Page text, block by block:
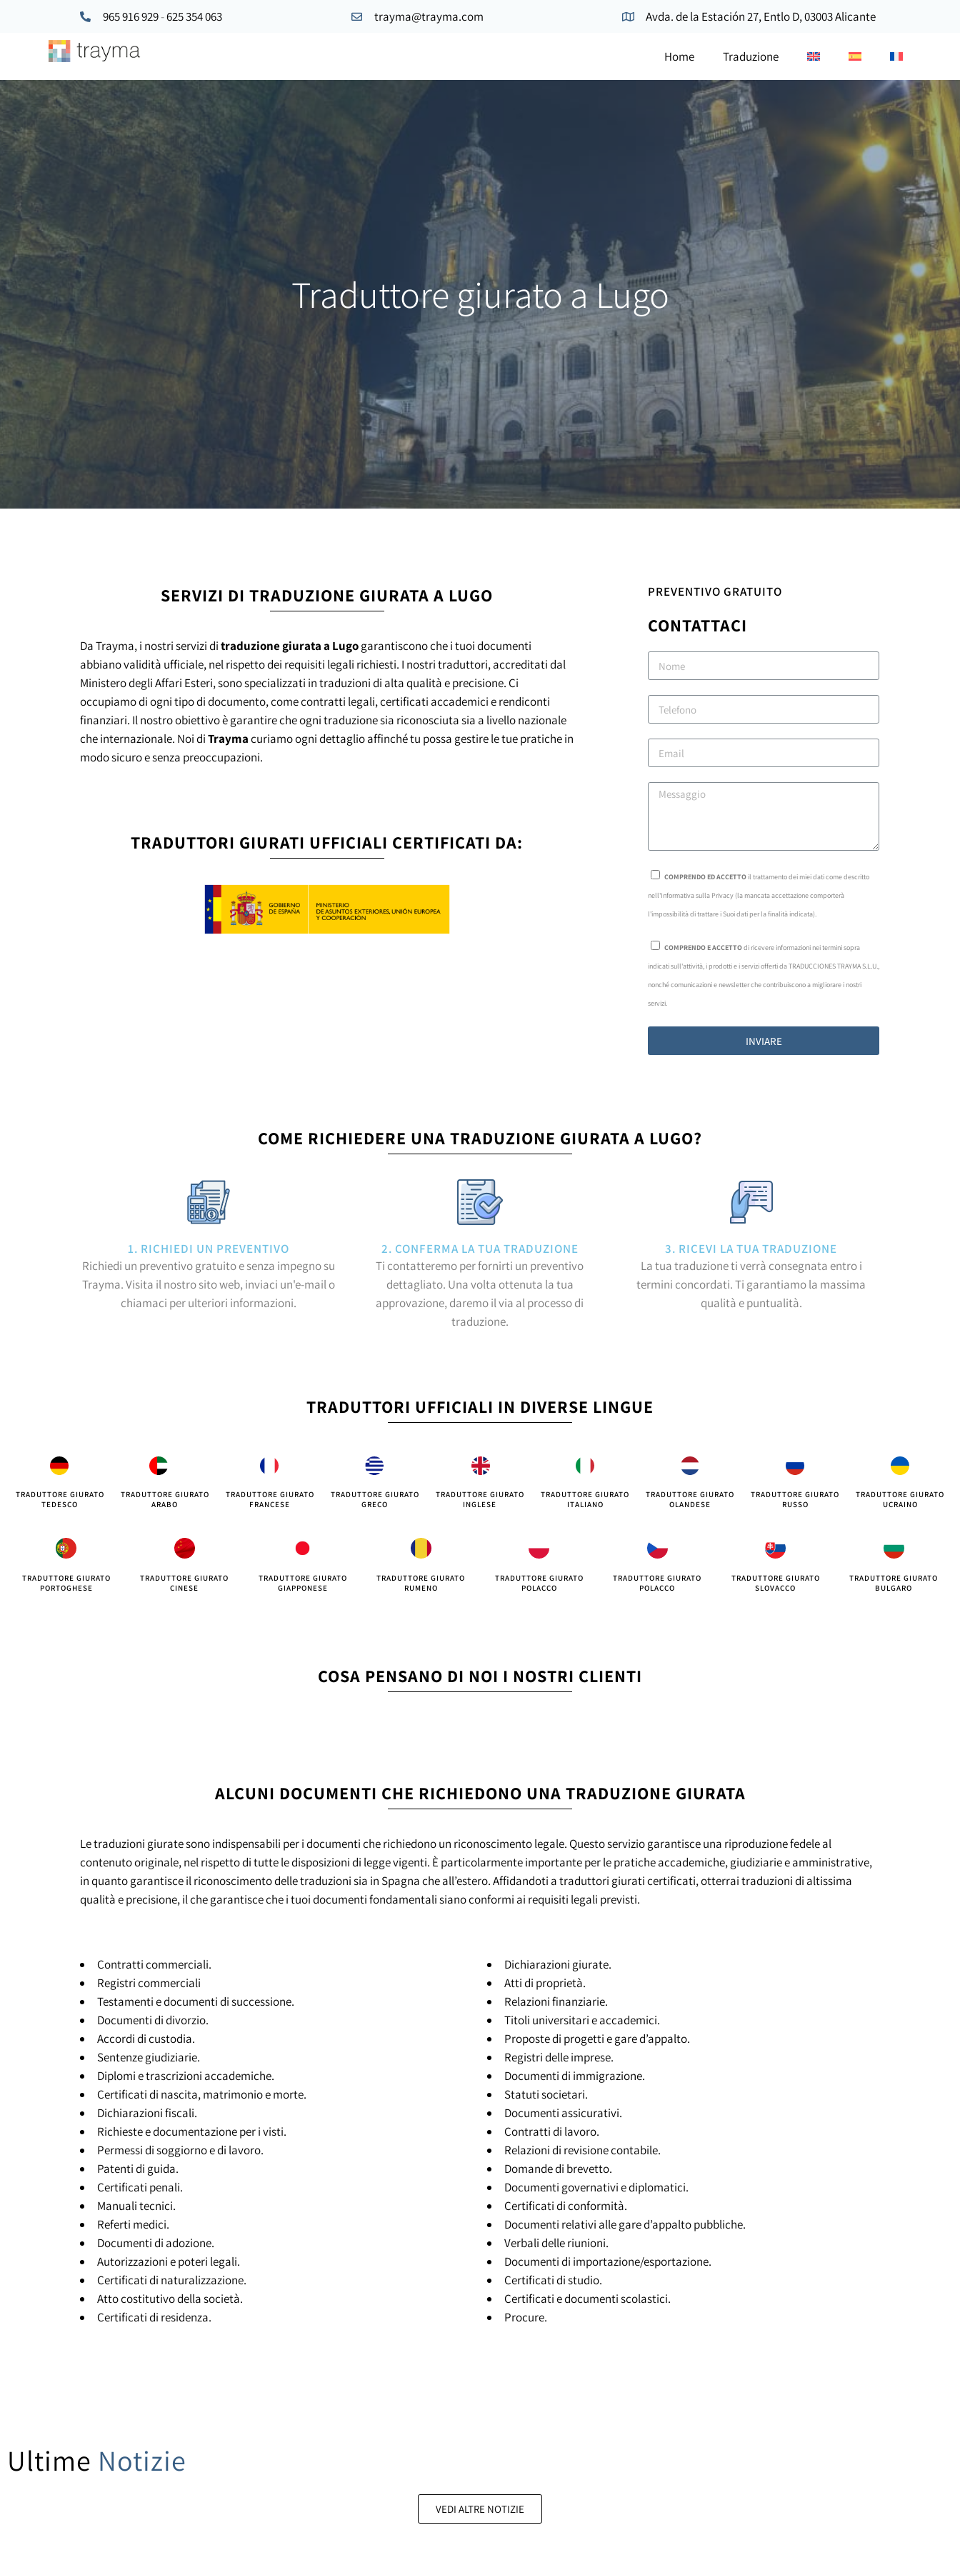
965 916 929-625 354 063 trayma@trayma.com Avda. de la Estación 27, Entlo D, 03003 Alicante
Home Traduzione
Traduttore giurato a Lugo
SERVIZI DI TRADUZIONE GIURATA A LUGO
Da Trayma, i nostri servizi ditraduzione giurata a Lugogarantiscono che i tuoi documenti
abbiano validità ufficiale, nel rispetto dei requisiti legali richiesti. I nostri traduttori, accreditati dal
Ministero degli Affari Esteri, sono specializzati in traduzioni di alta qualità e precisione. Ci
occupiamo di ogni tipo di documento, come contratti legali, certificati accademici e rendiconti
finanziari. Il nostro obiettivo è garantire che ogni traduzione sia riconosciuta sia a livello nazionale
che internazionale. Noi diTraymacuriamo ogni dettaglio affinché tu possa gestire le tue pratiche in
modo sicuro e senza preoccupazioni.
TRADUTTORI GIURATI UFFICIALI CERTIFICATI DA:
PREVENTIVO GRATUITO
CONTATTACI
COMPRENDO ED ACCETTOil trattamento dei miei dati come descritto
nell'Informativa sulla Privacy (la mancata accettazione comporterà
l'impossibilità di trattare i Suoi dati per la finalità indicata).
COMPRENDO E ACCETTOdi ricevere informazioni nei termini sopra
indicati sull'attività, i prodotti e i servizi offerti da TRADUCCIONES TRAYMA S.L.U.,
nonché comunicazioni e newsletter che contribuiscono a migliorare i nostri
servizi.
INVIARE
COME RICHIEDERE UNA TRADUZIONE GIURATA A LUGO?
1. RICHIEDI UN PREVENTIVO
Richiedi un preventivo gratuito e senza impegno su
Trayma. Visita il nostro sito web, inviaci un'e-mail o
chiamaci per ulteriori informazioni.
2. CONFERMA LA TUA TRADUZIONE
Ti contatteremo per fornirti un preventivo
dettagliato. Una volta ottenuta la tua
approvazione, daremo il via al processo di
traduzione.
3. RICEVI LA TUA TRADUZIONE
La tua traduzione ti verrà consegnata entro i
termini concordati. Ti garantiamo la massima
qualità e puntualità.
TRADUTTORI UFFICIALI IN DIVERSE LINGUE
TRADUTTORE GIURATO
TEDESCO
TRADUTTORE GIURATO
ARABO
TRADUTTORE GIURATO
FRANCESE
TRADUTTORE GIURATO
GRECO
TRADUTTORE GIURATO
INGLESE
TRADUTTORE GIURATO
ITALIANO
TRADUTTORE GIURATO
OLANDESE
TRADUTTORE GIURATO
RUSSO
TRADUTTORE GIURATO
UCRAINO
TRADUTTORE GIURATO
PORTOGHESE
TRADUTTORE GIURATO
CINESE
TRADUTTORE GIURATO
GIAPPONESE
TRADUTTORE GIURATO
RUMENO
TRADUTTORE GIURATO
POLACCO
TRADUTTORE GIURATO
POLACCO
TRADUTTORE GIURATO
SLOVACCO
TRADUTTORE GIURATO
BULGARO
COSA PENSANO DI NOI I NOSTRI CLIENTI
ALCUNI DOCUMENTI CHE RICHIEDONO UNA TRADUZIONE GIURATA
Le traduzioni giurate sono indispensabili per i documenti che richiedono un riconoscimento legale. Questo servizio garantisce una riproduzione fedele al
contenuto originale, nel rispetto di tutte le disposizioni di legge vigenti. È particolarmente importante per le pratiche accademiche, giudiziarie e amministrative,
in quanto garantisce il riconoscimento delle traduzioni sia in Spagna che all’estero. Affidandoti a traduttori giurati certificati, otterrai traduzioni di altissima
qualità e precisione, il che garantisce che i tuoi documenti fondamentali siano conformi ai requisiti legali previsti.
Contratti commerciali.
Registri commerciali
Testamenti e documenti di successione.
Documenti di divorzio.
Accordi di custodia.
Sentenze giudiziarie.
Diplomi e trascrizioni accademiche.
Certificati di nascita, matrimonio e morte.
Dichiarazioni fiscali.
Richieste e documentazione per i visti.
Permessi di soggiorno e di lavoro.
Patenti di guida.
Certificati penali.
Manuali tecnici.
Referti medici.
Documenti di adozione.
Autorizzazioni e poteri legali.
Certificati di naturalizzazione.
Atto costitutivo della società.
Certificati di residenza.
Dichiarazioni giurate.
Atti di proprietà.
Relazioni finanziarie.
Titoli universitari e accademici.
Proposte di progetti e gare d’appalto.
Registri delle imprese.
Documenti di immigrazione.
Statuti societari.
Documenti assicurativi.
Contratti di lavoro.
Relazioni di revisione contabile.
Domande di brevetto.
Documenti governativi e diplomatici.
Certificati di conformità.
Documenti relativi alle gare d’appalto pubbliche.
Verbali delle riunioni.
Documenti di importazione/esportazione.
Certificati di studio.
Certificati e documenti scolastici.
Procure.
Ultime Notizie
VEDI ALTRE NOTIZIE